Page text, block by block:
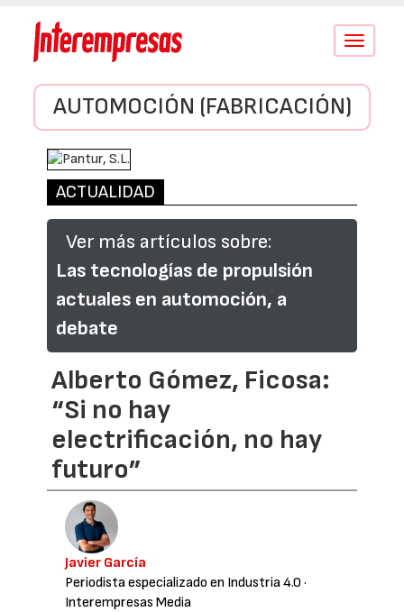
Conmutar
AUTOMOCIÓN (FABRICACIÓN)
ACTUALIDAD
Ver más artículos sobre:
Las tecnologías de propulsión
actuales en automoción, a
debate
Alberto Gómez, Ficosa:
“Si no hay
electrificación, no hay
futuro”
Javier García
Periodista especializado en Industria 4.0 ·
Interempresas Media